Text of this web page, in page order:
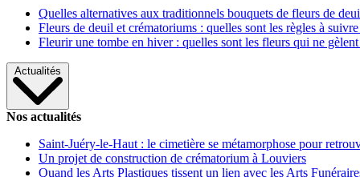
Quelles alternatives aux traditionnels bouquets de fleurs de
Fleurs de deuil et crématoriums : quelles sont les règles à
Fleurir une tombe en hiver : quelles sont les fleurs qui ne gèlent
Actualités
Nos actualités
Saint-Juéry-le-Haut : le cimetière se métamorphose pour
Un projet de construction de crématorium à Louviers
Quand les Arts Plastiques tissent un lien avec les Arts